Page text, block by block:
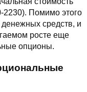
2230). Помимо этого
средств, и
росте еще
опционы.